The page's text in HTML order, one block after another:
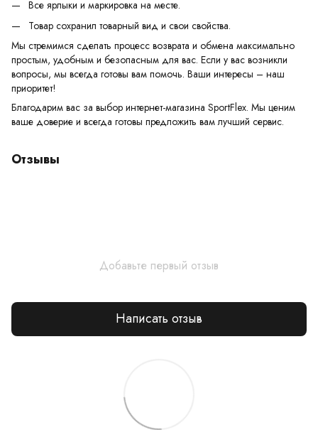
Все ярлыки и маркировка на месте.
Товар сохранил товарный вид и свои свойства.
Мы стремимся сделать процесс возврата и обмена максимально
простым, удобным и безопасным для вас. Если у вас возникли
вопросы, мы всегда готовы вам помочь. Ваши интересы – наш
приоритет!
Благодарим вас за выбор интернет-магазина SportFlex. Мы ценим
ваше доверие и всегда готовы предложить вам лучший сервис.
Отзывы
Добавьте первый отзыв
Написать отзыв